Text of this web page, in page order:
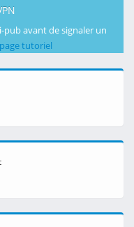
pub avant de signaler un
tutoriel